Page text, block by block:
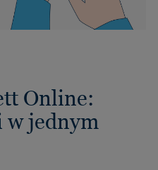
Online:
w jednym